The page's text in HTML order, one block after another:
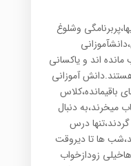
وشلوغ
مانده اند و یاکسانی
آموزانی
باقیمانده،کلاس
میخرند،به دنبال
درس
ها تا دیروقت
زودازخواب